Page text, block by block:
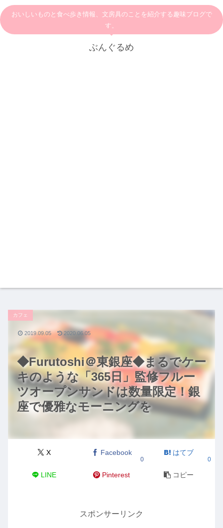
おいしいものと食べ歩き情報、文房具のことを紹介する趣味ブログで
す。
ぶんぐるめ
◆Furutoshi＠東銀座◆まるでケー
キのような「365日」監修フルー
ツオープンサンドは数量限定！銀
座で優雅なモーニングを
カフェ
X Facebook
0
はてブ
0
LINE Pinterest コピー
2019.09.05 2020.06.05
スポンサーリンク